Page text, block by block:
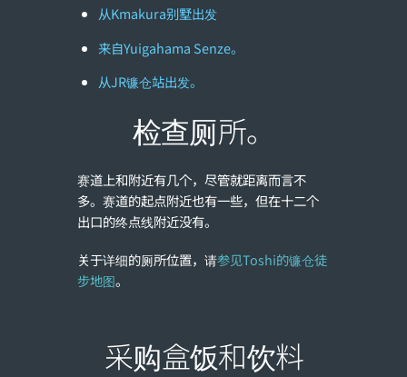
从Kmakura别墅出发
来自Yuigahama Senze。
从JR镰仓站出发。
检查厕所。
赛道上和附近有几个，尽管就距离而言不
多。赛道的起点附近也有一些，但在十二个
出口的终点线附近没有。
关于详细的厕所位置，请参见Toshi的镰仓徒
步地图。
采购盒饭和饮料